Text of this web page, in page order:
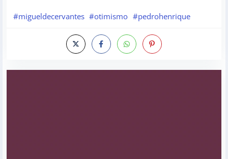
#migueldecervantes #otimismo #pedrohenrique